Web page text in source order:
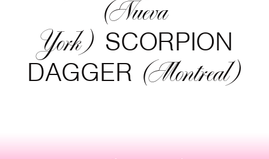
(Nueva
York) SCORPION
DAGGER (Montreal)